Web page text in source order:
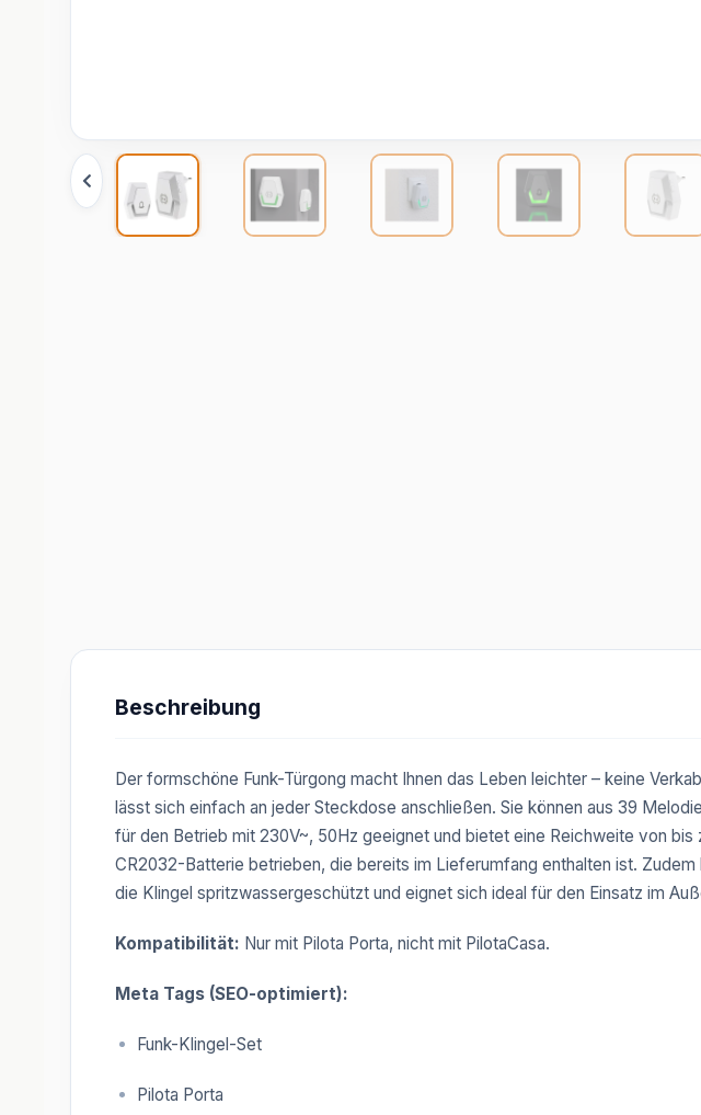
Beschreibung
Der formschöne Funk-Türgong macht Ihnen das Leben leichter – keine
lässt sich einfach an jeder Steckdose anschließen. Sie können aus 39
für den Betrieb mit 230V~, 50Hz geeignet und bietet eine Reichweite von
CR2032-Batterie betrieben, die bereits im Lieferumfang enthalten ist.
die Klingel spritzwassergeschützt und eignet sich ideal für den Einsatz im
Kompatibilität: Nur mit Pilota Porta, nicht mit PilotaCasa.
Meta Tags (SEO-optimiert):
Funk-Klingel-Set
Pilota Porta